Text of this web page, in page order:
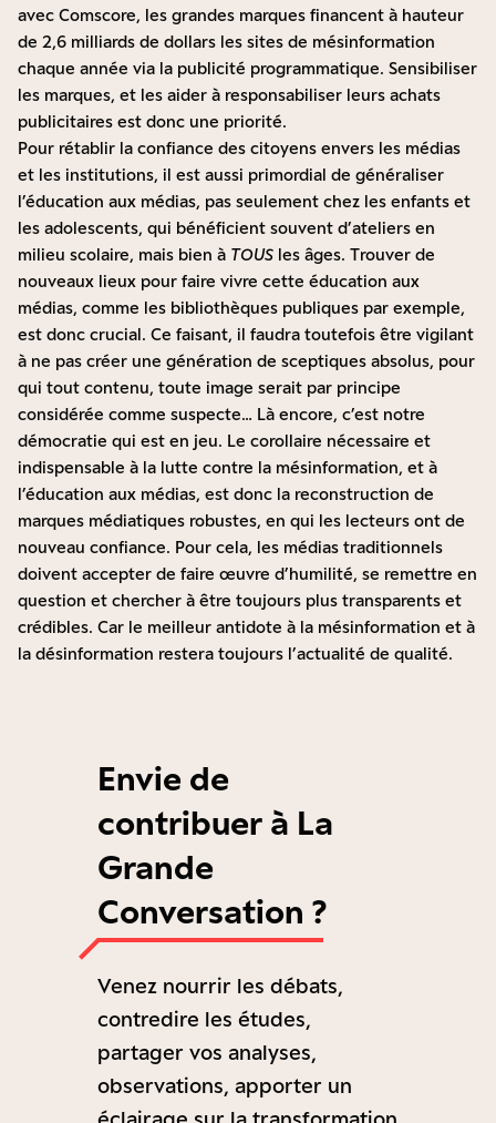
avec Comscore, les grandes marques financent à hauteur
de 2,6 milliards de dollars les sites de mésinformation
chaque année via la publicité programmatique. Sensibiliser
les marques, et les aider à responsabiliser leurs achats
publicitaires est donc une priorité.
Pour rétablir la confiance des citoyens envers les médias
et les institutions, il est aussi primordial de généraliser
l’éducation aux médias, pas seulement chez les enfants et
les adolescents, qui bénéficient souvent d’ateliers en
milieu scolaire, mais bien à TOUS les âges. Trouver de
nouveaux lieux pour faire vivre cette éducation aux
médias, comme les bibliothèques publiques par exemple,
est donc crucial. Ce faisant, il faudra toutefois être vigilant
à ne pas créer une génération de sceptiques absolus, pour
qui tout contenu, toute image serait par principe
considérée comme suspecte… Là encore, c’est notre
démocratie qui est en jeu. Le corollaire nécessaire et
indispensable à la lutte contre la mésinformation, et à
l’éducation aux médias, est donc la reconstruction de
marques médiatiques robustes, en qui les lecteurs ont de
nouveau confiance. Pour cela, les médias traditionnels
doivent accepter de faire œuvre d’humilité, se remettre en
question et chercher à être toujours plus transparents et
crédibles. Car le meilleur antidote à la mésinformation et à
la désinformation restera toujours l’actualité de qualité.
Envie de
contribuer à La
Grande
Conversation ?
Venez nourrir les débats,
contredire les études,
partager vos analyses,
observations, apporter un